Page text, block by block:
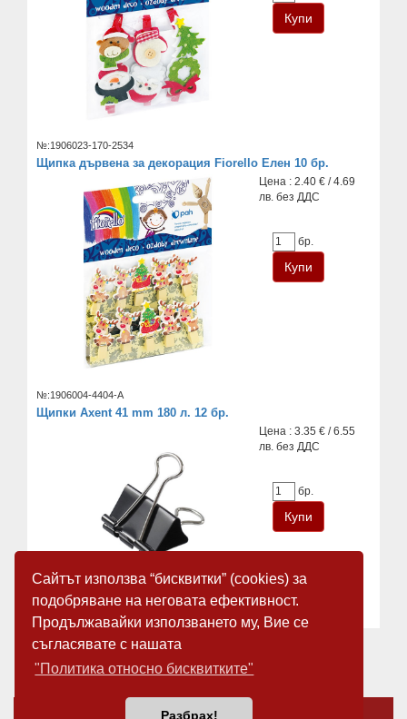
Сайтът използва “бисквитки” (cookies) за
подобряване на неговата ефективност.
Продължавайки използването му, Вие се
съгласявате с нашата
"Политика относно бисквитките"
Разбрах!
№:1906023-170-2534
Щипка дървена за декорация Fiorello Елен 10 бр.
Цена : 2.40 € / 4.69
лв. без ДДС
бр.
№:1906004-4404-A
Щипки Axent 41 mm 180 л. 12 бр.
Цена : 3.35 € / 6.55
лв. без ДДС
бр.
»
Новини